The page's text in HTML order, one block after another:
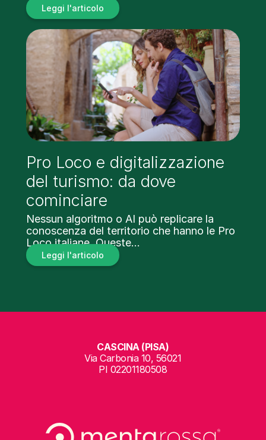
Leggi l'articolo
Pro Loco e digitalizzazione
del turismo: da dove
cominciare
Nessun algoritmo o AI può replicare la
conoscenza del territorio che hanno le Pro
Loco italiane. Queste…
Leggi l'articolo
CASCINA (PISA)
Via Carbonia 10, 56021
PI 02201180508